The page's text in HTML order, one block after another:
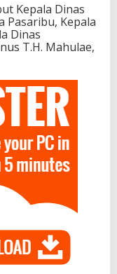
Kepala Dinas
Pasaribu, Kepala
Dinas
T.H. Mahulae,